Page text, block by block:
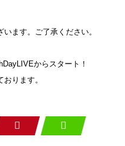
ます。ご了承ください。
からスタート！
ります。